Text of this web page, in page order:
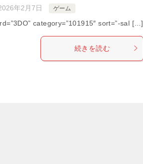
年2月7日 ゲーム
category=”101915″ sort=”-sal […]
続きを読む